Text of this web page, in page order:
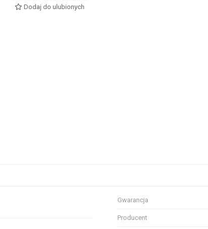
Dodaj do ulubionych
Gwarancja
Producent